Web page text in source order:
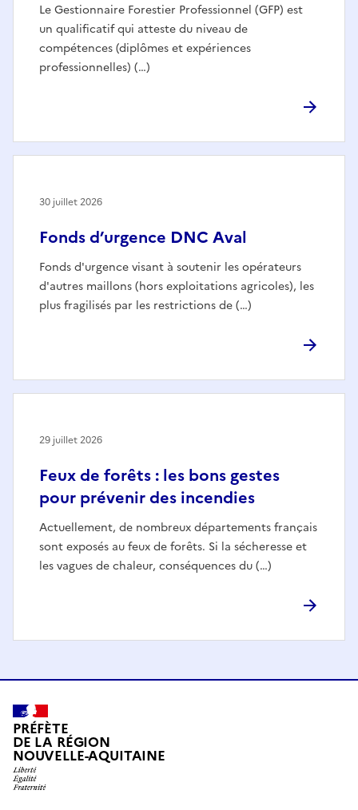
Le Gestionnaire Forestier Professionnel (GFP) est
un qualificatif qui atteste du niveau de
compétences (diplômes et expériences
professionnelles) (…)
Fonds d’urgence DNC Aval
Fonds d'urgence visant à soutenir les opérateurs
d'autres maillons (hors exploitations agricoles), les
plus fragilisés par les restrictions de (…)
30 juillet 2026
Feux de forêts : les bons gestes
pour prévenir des incendies
Actuellement, de nombreux départements français
sont exposés au feux de forêts. Si la sécheresse et
les vagues de chaleur, conséquences du (…)
29 juillet 2026
PRÉFÈTE
DE LA RÉGION
NOUVELLE-AQUITAINE